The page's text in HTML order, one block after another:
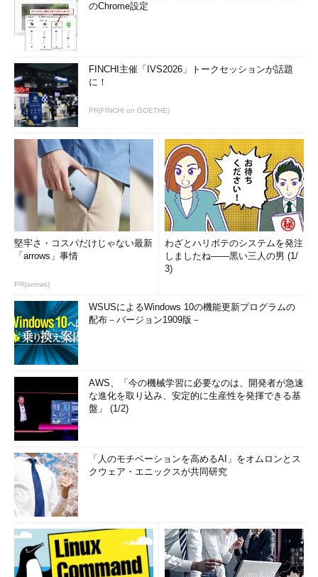
のChrome設定
FINCHI主催「IVS2026」トークセッションが話題
に！
PR(FINCHI on GOETHE)
堅牢さ・コスパだけじゃない最新
「arrows」事情
PR(arrows)
わざとハリボテのシステムを発注
しましたね――黒い三人の男 (1/
3)
WSUSによるWindows 10の機能更新プログラムの
配布－バージョン1909版－
AWS、「今の機械学習に必要なのは、開発者が急速
な進化を取り込み、安定的に生産性を発揮できる基
盤」 (1/2)
「人のモチベーションを高めるAI」をオムロンとス
クウェア・エニックスが共同研究